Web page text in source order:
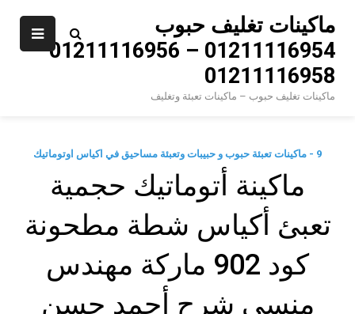
content
ماكينات تغليف حبوب
01211116954 – 01211116956 –
01211116958
ماكينات تغليف حبوب – ماكينات تعبئة وتغليف
9 - ماكينات تعبئة حبوب و حبيبات وتعبئة مساحيق في اكياس اوتوماتيك
ماكينة أتوماتيك حجمية
تعبئ أكياس شطة مطحونة
كود 902 ماركة مهندس
منسي شرح أحمد حسن